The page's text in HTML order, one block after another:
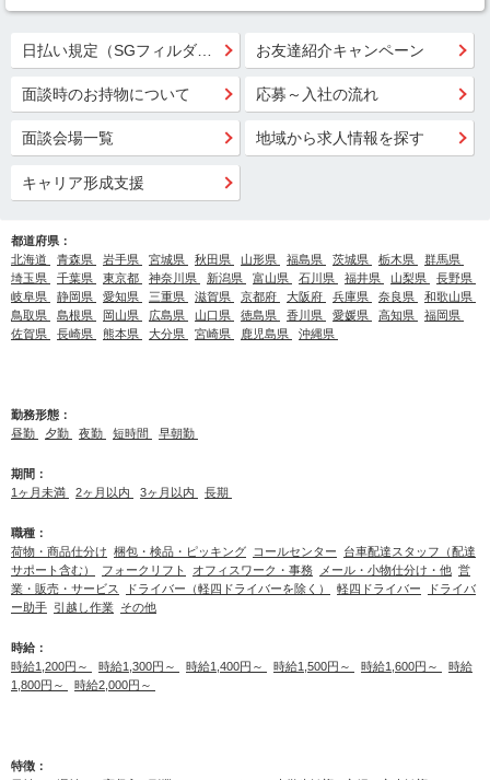
お友達紹介キャンペーン
面談時のお持物について 応募～入社の流れ
面談会場一覧 地域から求人情報を探す
キャリア形成支援
都道府県：
北海道
青森県 岩手県 宮城県 秋田県 山形県 福島県 茨城県 栃木県
群馬県
埼玉県
千葉県 東京都 神奈川県 新潟県 富山県 石川県 福井県 山梨県
長野県
岐阜県
静岡県 愛知県 三重県 滋賀県 京都府 大阪府 兵庫県 奈良県
和歌山県
鳥取県
島根県 岡山県 広島県 山口県 徳島県 香川県 愛媛県 高知県
福岡県
佐賀県
長崎県 熊本県 大分県 宮崎県 鹿児島県 沖縄県
勤務形態：
昼勤
夕勤 夜勤 短時間 早朝勤
期間：
1ヶ月未満
2ヶ月以内 3ヶ月以内 長期
職種：
荷物・商品仕分け 梱包・検品・ピッキング コールセンター
台車配達スタッフ（配達
サポート含む）
フォークリフト オフィスワーク・事務 メール・小物仕分け・他 営
業・販売・サービス
ドライバー（軽四ドライバーを除く） 軽四ドライバー
ドライバ
ー助手 引越し作業 その他
時給：
時給1,200円～
時給1,300円～ 時給1,400円～ 時給1,500円～ 時給1,600円～
時給
1,800円～
時給2,000円～
特徴：